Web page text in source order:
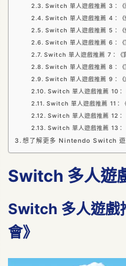
Switch 單人遊戲推薦 3：《
Switch 單人遊戲推薦 4：《
Switch 單人遊戲推薦 5：《
Switch 單人遊戲推薦 6：《
Switch 單人遊戲推薦 7：《
Switch 單人遊戲推薦 8：《
Switch 單人遊戲推薦 9：《
Switch 單人遊戲推薦 10：
Switch 單人遊戲推薦 11：
Switch 單人遊戲推薦 12：
Switch 單人遊戲推薦 13：
想了解更多 Nintendo Switch 遊
Switch 多人遊
Switch 多人遊戲
會》